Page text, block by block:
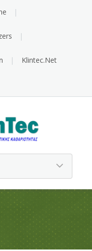
Klintec.Net